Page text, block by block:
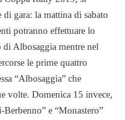
di gara: la mattina di sabato
potranno effettuare lo
Albosaggia mentre nel
le prime quattro
“Albosaggia” che
volte. Domenica 15 invece,
e “Monastero”